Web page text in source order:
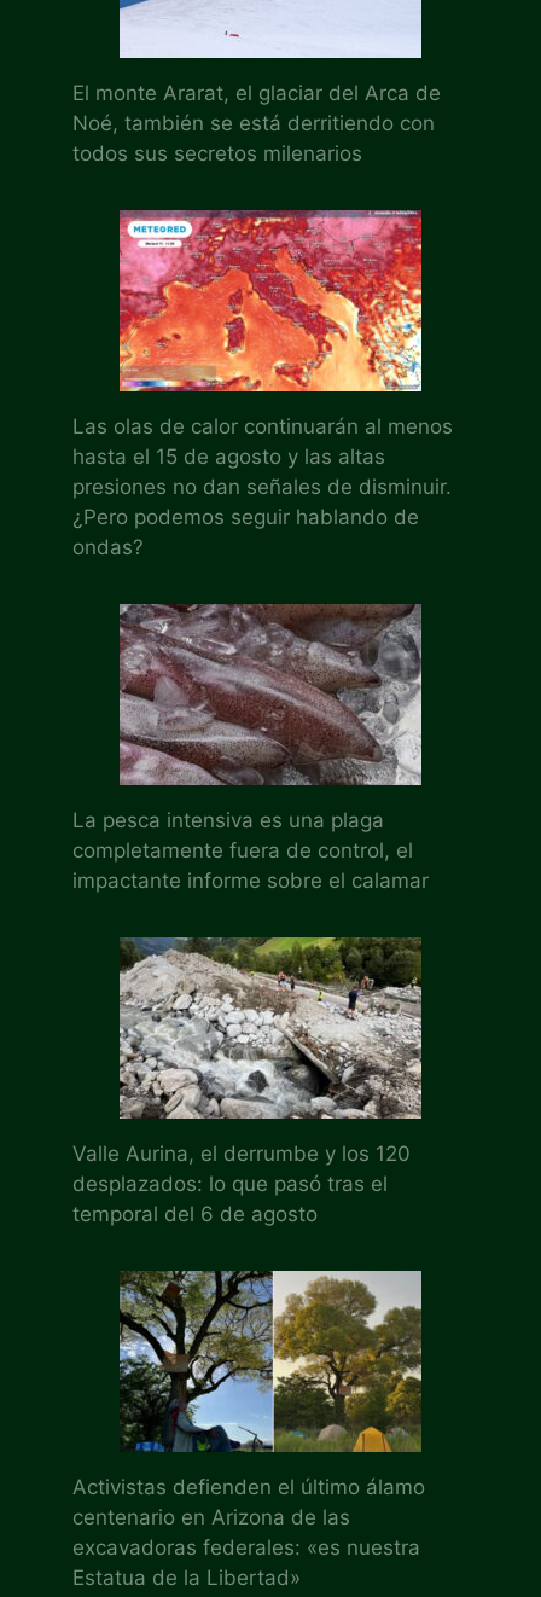
El monte Ararat, el glaciar del Arca de
Noé, también se está derritiendo con
todos sus secretos milenarios
Las olas de calor continuarán al menos
hasta el 15 de agosto y las altas
presiones no dan señales de disminuir.
¿Pero podemos seguir hablando de
ondas?
La pesca intensiva es una plaga
completamente fuera de control, el
impactante informe sobre el calamar
Valle Aurina, el derrumbe y los 120
desplazados: lo que pasó tras el
temporal del 6 de agosto
Activistas defienden el último álamo
centenario en Arizona de las
excavadoras federales: «es nuestra
Estatua de la Libertad»